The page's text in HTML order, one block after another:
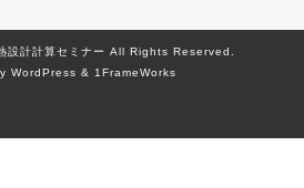
計計算セミナー All Rights Reserved.
WordPress & 1FrameWorks